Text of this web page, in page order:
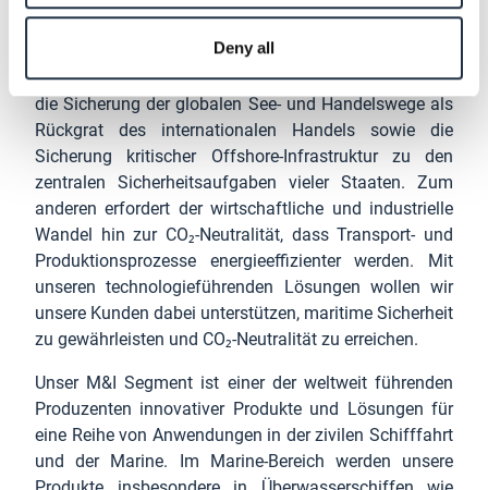
Deny all
Marine
Mit M&I möchte RENK den Bedarf adressieren, der sich
aus zwei globalen Trends ergibt: Zum einen gehören
die Sicherung der globalen See- und Handelswege als
Rückgrat des internationalen Handels sowie die
Sicherung kritischer Offshore-Infrastruktur zu den
zentralen Sicherheitsaufgaben vieler Staaten. Zum
anderen erfordert der wirtschaftliche und industrielle
Wandel hin zur CO₂-Neutralität, dass Transport- und
Produktionsprozesse energieeffizienter werden. Mit
unseren technologieführenden Lösungen wollen wir
unsere Kunden dabei unterstützen, maritime Sicherheit
zu gewährleisten und CO₂-Neutralität zu erreichen.
Unser M&I Segment ist einer der weltweit führenden
Produzenten innovativer Produkte und Lösungen für
eine Reihe von Anwendungen in der zivilen Schifffahrt
und der Marine. Im Marine-Bereich werden unsere